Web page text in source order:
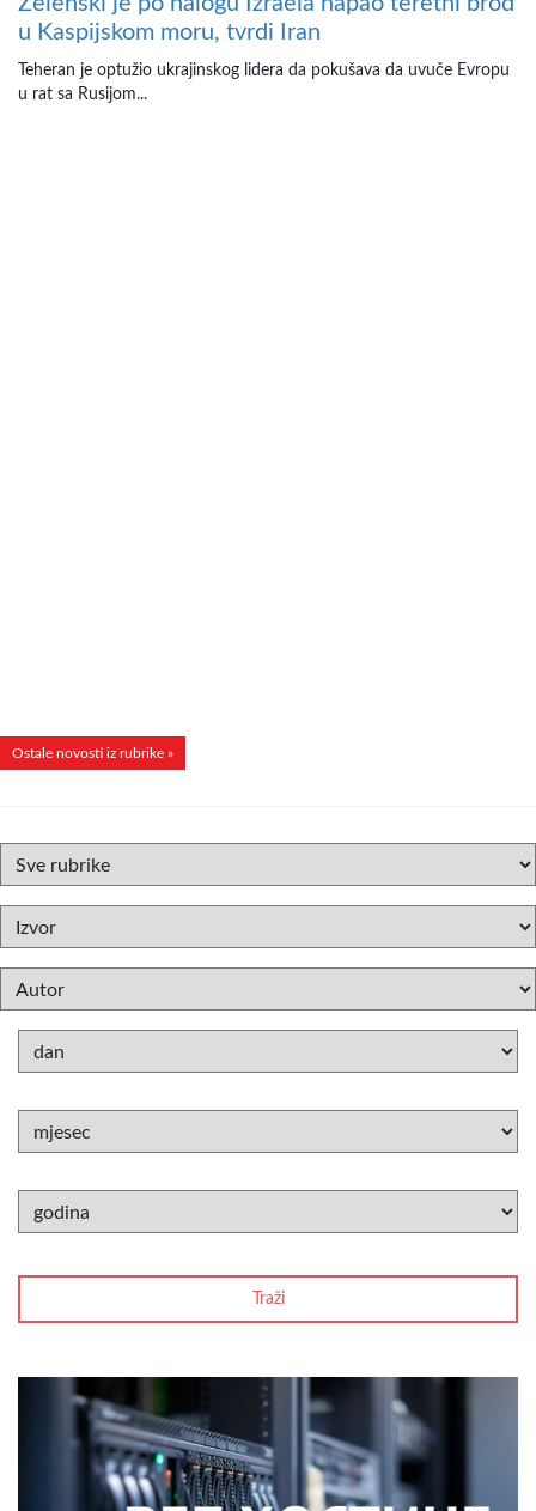
u Kaspijskom moru, tvrdi Iran
Teheran je optužio ukrajinskog lidera da pokušava da uvuče Evropu
u rat sa Rusijom...
Ostale novosti iz rubrike »